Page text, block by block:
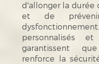
d'allonger la durée
et de
personnalisés
garantissent
renforce la